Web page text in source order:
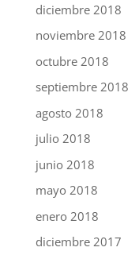
diciembre 2018
noviembre 2018
octubre 2018
septiembre 2018
agosto 2018
julio 2018
junio 2018
mayo 2018
enero 2018
diciembre 2017